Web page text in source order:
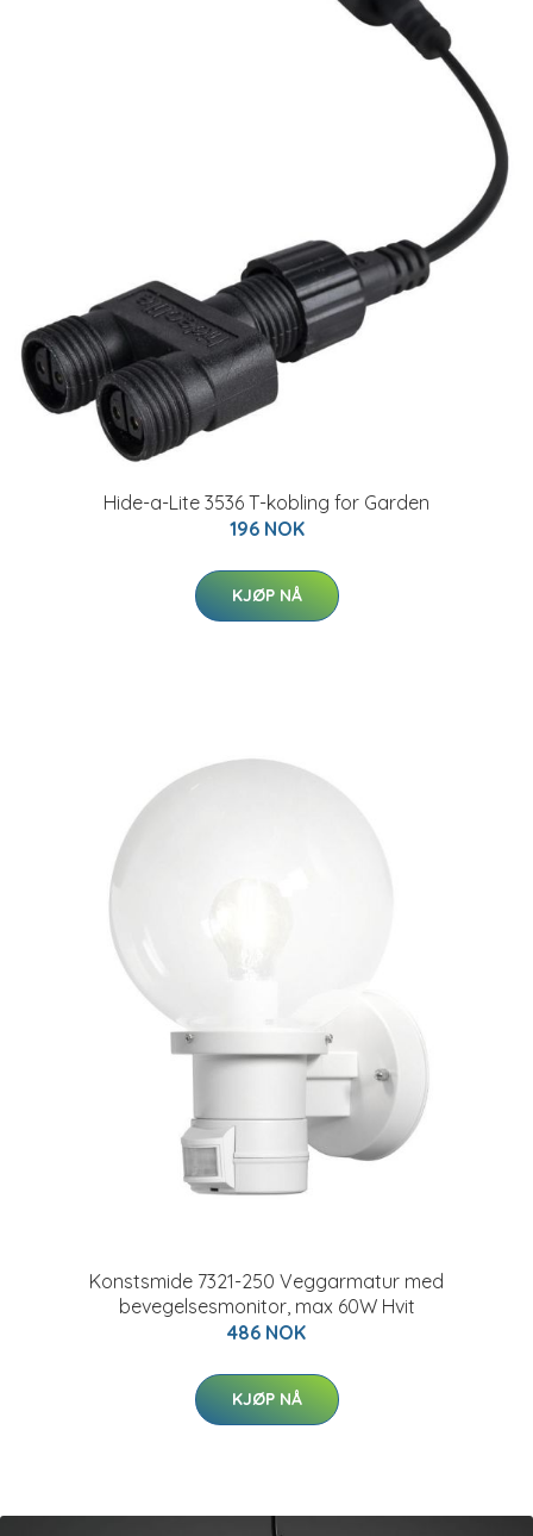
Hide-a-Lite 3536 T-kobling for Garden
196 NOK
KJØP NÅ
Konstsmide 7321-250 Veggarmatur med
bevegelsesmonitor, max 60W Hvit
486 NOK
KJØP NÅ